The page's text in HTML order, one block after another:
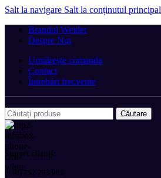
Salt la navigare Salt la conținutul principal
Brandul Weider
Despre Noi
Urmărește comanda
Contact
Întrebări frecvente
Căutare
Suport clienți:
(+40) 752 233 905